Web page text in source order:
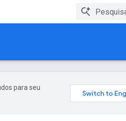
para seu